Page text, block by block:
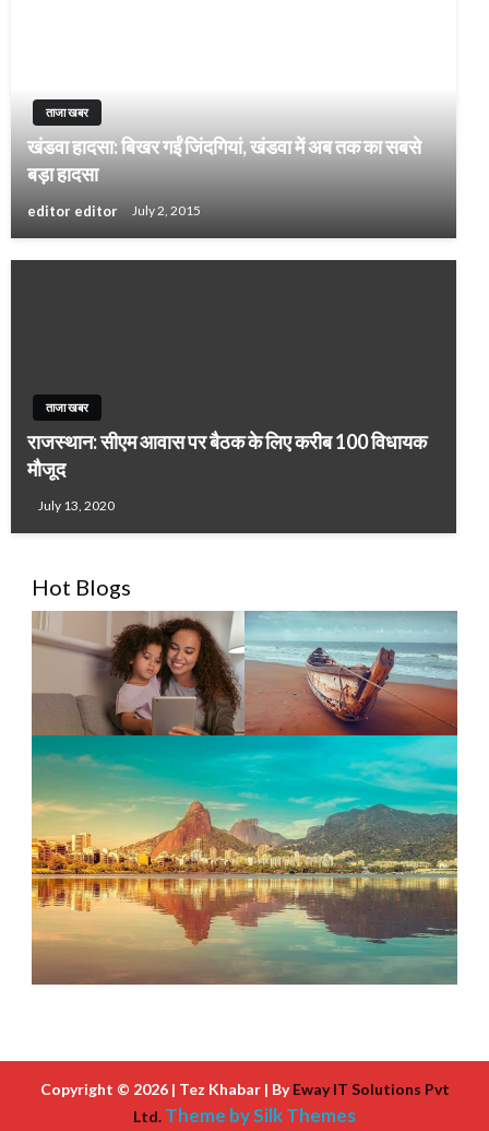
ताजा खबर
खंडवा हादसा: बिखर गईं जिंदगियां, खंडवा में अब तक का सबसे
बड़ा हादसा
editor editor July 2, 2015
ताजा खबर
राजस्थान: सीएम आवास पर बैठक के लिए करीब 100 विधायक
मौजूद
July 13, 2020
Hot Blogs
Copyright © 2026 | Tez Khabar | ByEway IT Solutions Pvt
Ltd. Theme by Silk Themes